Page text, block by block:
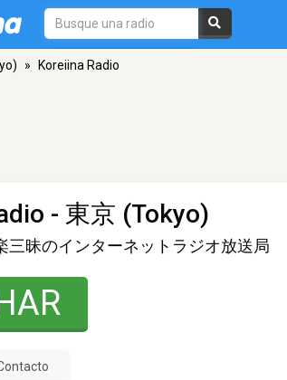
» Koreiina Radio
- 東京 (Tokyo)
三昧のインターネットラジオ放送局